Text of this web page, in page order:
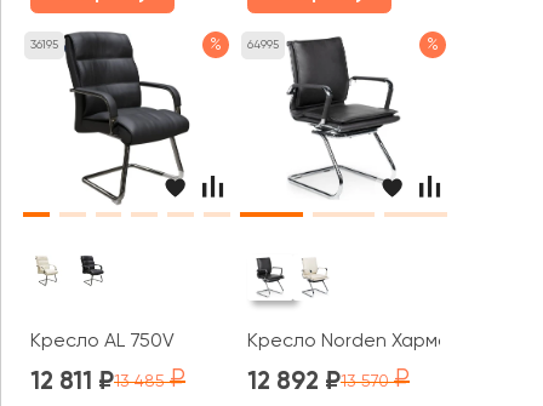
36195 %
Кресло AL 750V
12 811 13 485
64995 %
Кресло Norden Харман CF
12 892 13 570